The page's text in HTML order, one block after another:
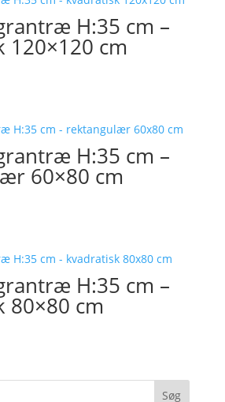
H:35 cm –
120×120 cm
H:35 cm –
60×80 cm
H:35 cm –
80×80 cm
Søg